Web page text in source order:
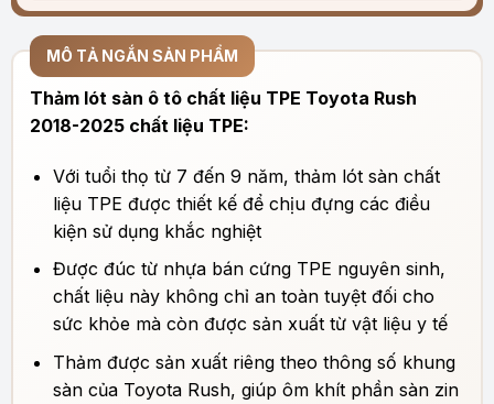
MÔ TẢ NGẮN SẢN PHẨM
Thảm lót sàn ô tô chất liệu TPE Toyota Rush
2018-2025 chất liệu TPE:
Với tuổi thọ từ 7 đến 9 năm, thảm lót sàn chất
liệu TPE được thiết kế để chịu đựng các điều
kiện sử dụng khắc nghiệt
Được đúc từ nhựa bán cứng TPE nguyên sinh,
chất liệu này không chỉ an toàn tuyệt đối cho
sức khỏe mà còn được sản xuất từ vật liệu y tế
Thảm được sản xuất riêng theo thông số khung
sàn của Toyota Rush, giúp ôm khít phần sàn zin